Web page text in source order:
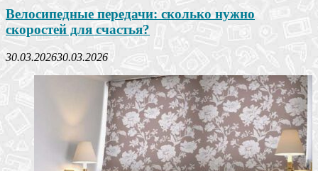
Велосипедные передачи: сколько нужно
скоростей для счастья?
30.03.202630.03.2026